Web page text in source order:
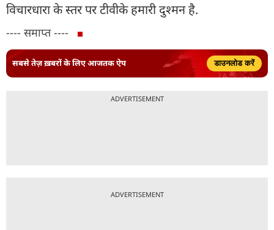
विचारधारा के स्तर पर टीवीके हमारी दुश्मन है.
---- समाप्त ----
सबसे तेज़ ख़बरों के लिए आजतक ऐप डाउनलोड करें
ADVERTISEMENT
ADVERTISEMENT